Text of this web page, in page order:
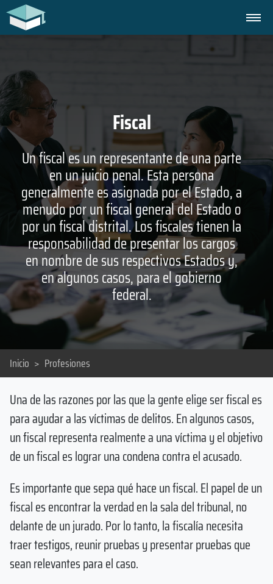
Fiscal
Un fiscal es un representante de una parte
en un juicio penal. Esta persona
generalmente es asignada por el Estado, a
menudo por un fiscal general del Estado o
por un fiscal distrital. Los fiscales tienen la
responsabilidad de presentar los cargos
en nombre de sus respectivos Estados y,
en algunos casos, para el gobierno
federal.
Inicio > Profesiones
Una de las razones por las que la gente elige ser fiscal es
para ayudar a las víctimas de delitos. En algunos casos,
un fiscal representa realmente a una víctima y el objetivo
de un fiscal es lograr una condena contra el acusado.
Es importante que sepa qué hace un fiscal. El papel de un
fiscal es encontrar la verdad en la sala del tribunal, no
delante de un jurado. Por lo tanto, la fiscalía necesita
traer testigos, reunir pruebas y presentar pruebas que
sean relevantes para el caso.